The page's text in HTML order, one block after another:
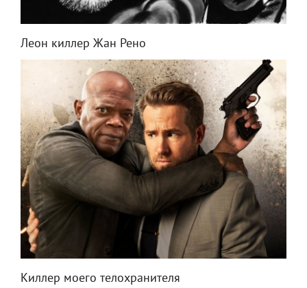
Леон киллер Жан Рено
Киллер моего телохранителя